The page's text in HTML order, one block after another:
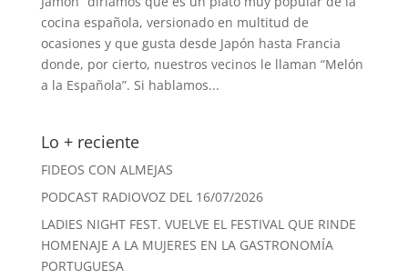
cocina española, versionado en multitud de
ocasiones y que gusta desde Japón hasta Francia
donde, por cierto, nuestros vecinos le llaman “Melón
a la Española”. Si hablamos...
Lo + reciente
FIDEOS CON ALMEJAS
PODCAST RADIOVOZ DEL 16/07/2026
LADIES NIGHT FEST. VUELVE EL FESTIVAL QUE RINDE
HOMENAJE A LA MUJERES EN LA GASTRONOMÍA
PORTUGUESA